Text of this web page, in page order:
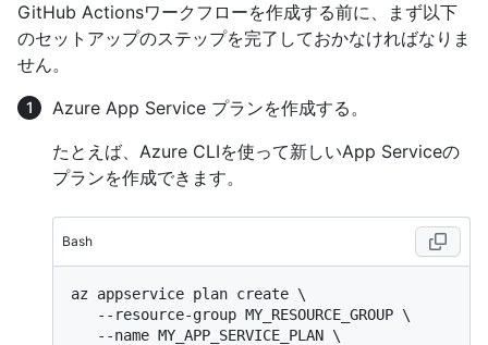
GitHub Actionsワークフローを作成する前に、まず以下
のセットアップのステップを完了しておかなければなりま
せん。
Azure App Service プランを作成する。
たとえば、Azure CLIを使って新しいApp Serviceの
プランを作成できます。
Bash
az appservice plan create \